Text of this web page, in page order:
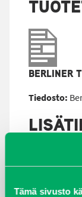
Tämä sivusto
BERLINER
Tiedosto:
tuotteesta?
Kysy lisää